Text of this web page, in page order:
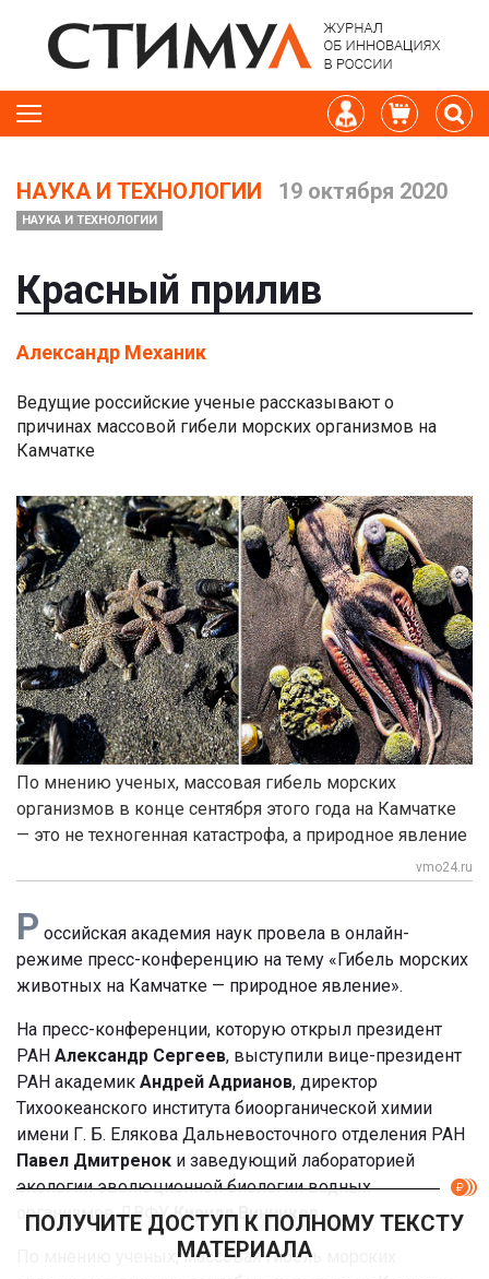
НАУКА И ТЕХНОЛОГИИ 19 октября 2020
НАУКА И ТЕХНОЛОГИИ
Красный прилив
Александр Механик
Ведущие российские ученые рассказывают о
причинах массовой гибели морских организмов на
Камчатке
По мнению ученых, массовая гибель морских
организмов в конце сентября этого года на Камчатке
— это не техногенная катастрофа, а природное явление
vmo24.ru
Р оссийская академия наук провела в онлайн-
режиме пресс-конференцию на тему «Гибель морских
животных на Камчатке — природное явление».
На пресс-конференции, которую открыл президент
РАН Александр Сергеев, выступили вице-президент
РАН академик Андрей Адрианов, директор
Тихоокеанского института биоорганической химии
имени Г. Б. Елякова Дальневосточного отделения РАН
Павел Дмитренок и заведующий лабораторией
экологии эволюционной биологии водных
организмов ДВФУКирилл Винников
По мнению ученых, массовая гибель морских
ПОЛУЧИТЕ ДОСТУП К ПОЛНОМУ ТЕКСТУ
МАТЕРИАЛА